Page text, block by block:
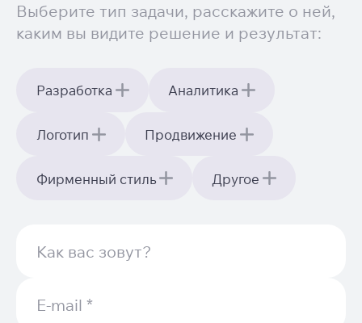
Выберите тип задачи, расскажите о ней,
каким вы видите решение и результат:
Разработка Аналитика
Логотип Продвижение
Фирменный стиль Другое